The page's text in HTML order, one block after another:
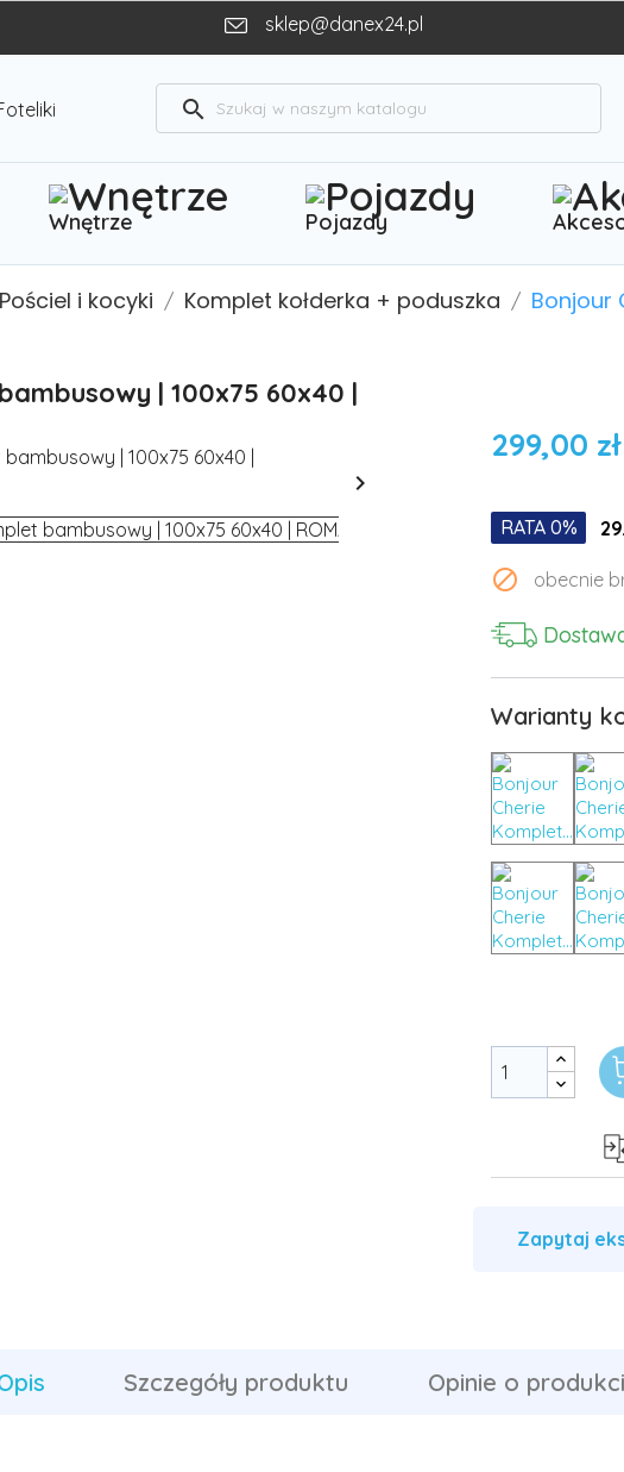
sklep@danex24.pl
search
Wnętrze Pojazdy
Pościel i kocyki Komplet kołderka + poduszka
Bonjour
| 100x75 60x40 |

299,00 zł
RATA 0%
 obecnie
Warianty
Zapytaj
Szczegóły produktu Opinie o